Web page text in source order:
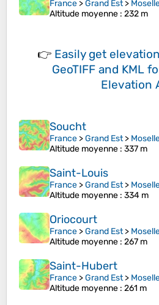
France >Grand Est>
Altitude moyenne : 232 m
👉 Easily get
GeoTIFF and KML
Elevation
Soucht
France >Grand Est>
Altitude moyenne : 337 m
Saint-Louis
France >Grand Est>
Altitude moyenne : 334 m
Oriocourt
France >Grand Est>
Altitude moyenne : 267 m
Saint-Hubert
France >Grand Est>
Altitude moyenne : 261 m